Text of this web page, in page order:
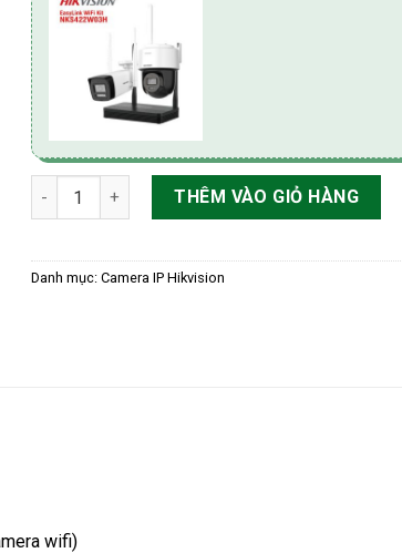
Bộ wifi combo 2.0MP HIKvision DS-J142I/
THÊM VÀO GIỎ HÀNG
Danh mục: Camera IP Hikvision
wifi)